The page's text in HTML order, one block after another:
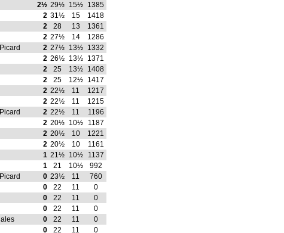
2½ 29½ 15½
1385
2 31½ 15
1418
2 28 13
1361
2 27½ 14
1286
2 27½ 13½
1332
2 26½ 13½
1371
2 25 13½
1408
2 25 12½
1417
2 22½ 11
1217
2 22½ 11
1215
2 22½ 11
1196
2 20½ 10½
1187
2 20½ 10
1221
2 20½ 10
1161
1 21½ 10½
1137
1 21 10½
992
0 23½ 11
760
0 22 11
0
0 22 11
0
0 22 11
0
0 22 11
0
0 22 11 0